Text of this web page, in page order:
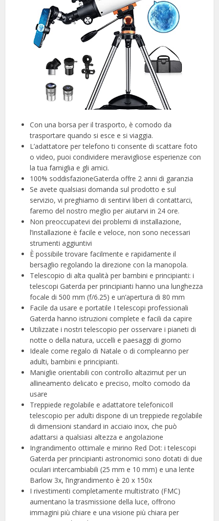
Con una borsa per il trasporto, è comodo da
trasportare quando si esce e si viaggia.
L’adattatore per telefono ti consente di scattare foto
o video, puoi condividere meravigliose esperienze con
la tua famiglia e gli amici.
100% soddisfazioneGaterda offre 2 anni di garanzia
Se avete qualsiasi domanda sul prodotto e sul
servizio, vi preghiamo di sentirvi liberi di contattarci,
faremo del nostro meglio per aiutarvi in 24 ore.
Non preoccupatevi dei problemi di installazione,
l’installazione è facile e veloce, non sono necessari
strumenti aggiuntivi
È possibile trovare facilmente e rapidamente il
bersaglio regolando la direzione con la manopola.
Telescopio di alta qualità per bambini e principianti: i
telescopi Gaterda per principianti hanno una lunghezza
focale di 500 mm (f/6.25) e un’apertura di 80 mm
Facile da usare e portatile I telescopi professionali
Gaterda hanno istruzioni complete e facili da capire
Utilizzate i nostri telescopio per osservare i pianeti di
notte o della natura, uccelli e paesaggi di giorno
Ideale come regalo di Natale o di compleanno per
adulti, bambini e principianti.
Maniglie orientabili con controllo altazimut per un
allineamento delicato e preciso, molto comodo da
usare
Treppiede regolabile e adattatore telefonicoIl
telescopio per adulti dispone di un treppiede regolabile
di dimensioni standard in acciaio inox, che può
adattarsi a qualsiasi altezza e angolazione
Ingrandimento ottimale e mirino Red Dot: i telescopi
Gaterda per principianti astronomici sono dotati di due
oculari intercambiabili (25 mm e 10 mm) e una lente
Barlow 3x, l’ingrandimento è 20 x 150x
I rivestimenti completamente multistrato (FMC)
aumentano la trasmissione della luce, offrono
immagini più chiare e una visione più chiara per